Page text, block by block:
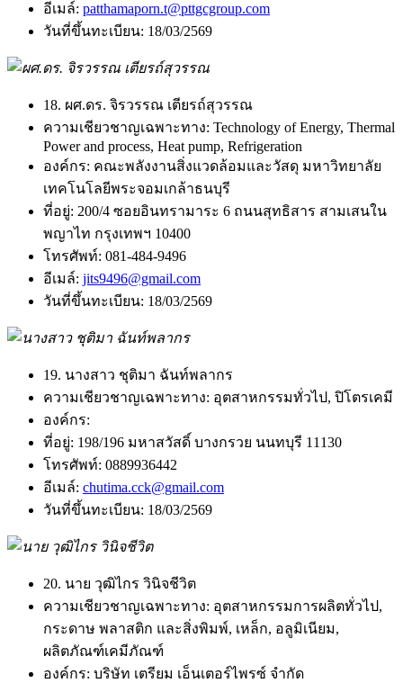
อีเมล์: patthamaporn.t@pttgcgroup.com
วันที่ขึ้นทะเบียน: 18/03/2569
18. ผศ.ดร. จิรวรรณ เตียรถ์สุวรรณ
ความเชียวชาญเฉพาะทาง: Technology of Energy, Thermal
Power and process, Heat pump, Refrigeration
องค์กร: คณะพลังงานสิ่งแวดล้อมและวัสดุ มหาวิทยาลัย
เทคโนโลยีพระจอมเกล้าธนบุรี
ที่อยู่: 200/4 ซอยอินทรามาระ 6 ถนนสุทธิสาร สามเสนใน
พญาไท กรุงเทพฯ 10400
โทรศัพท์: 081-484-9496
อีเมล์: jits9496@gmail.com
วันที่ขึ้นทะเบียน: 18/03/2569
19. นางสาว ชุติมา ฉันท์พลากร
ความเชียวชาญเฉพาะทาง: อุตสาหกรรมทั่วไป, ปิโตรเคมี
องค์กร:
ที่อยู่: 198/196 มหาสวัสดิ์ บางกรวย นนทบุรี 11130
โทรศัพท์: 0889936442
อีเมล์: chutima.cck@gmail.com
วันที่ขึ้นทะเบียน: 18/03/2569
20. นาย วุฒิไกร วินิจชีวิต
ความเชียวชาญเฉพาะทาง: อุตสาหกรรมการผลิตทั่วไป,
กระดาษ พลาสติก และสิ่งพิมพ์, เหล็ก, อลูมิเนียม,
ผลิตภัณฑ์เคมีภัณฑ์
องค์กร: บริษัท เตรียม เอ็นเตอร์ไพรซ์ จำกัด